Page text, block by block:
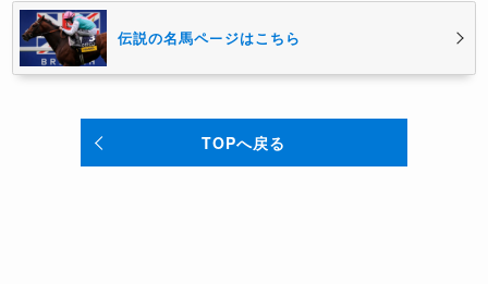
伝説の名馬ページはこちら
TOPへ戻る